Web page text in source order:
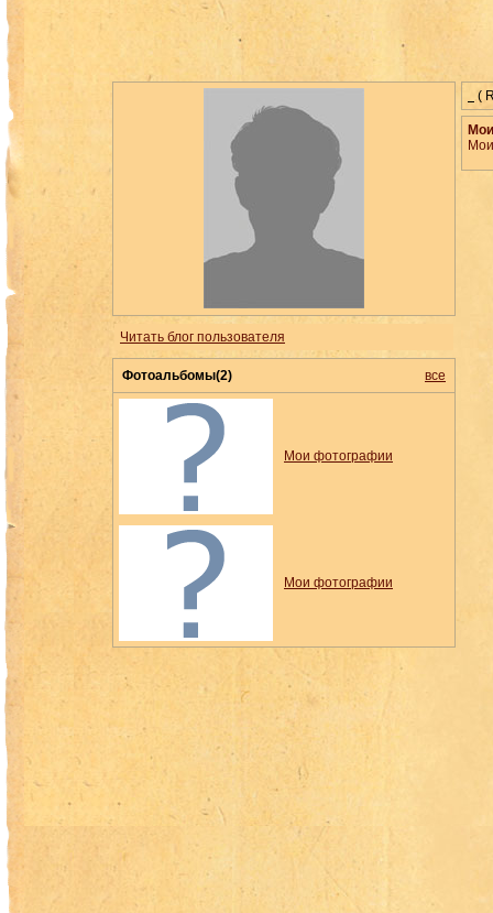
Читать блог пользователя
Фотоальбомы(2) все
Мои фотографии
Мои фотографии
(